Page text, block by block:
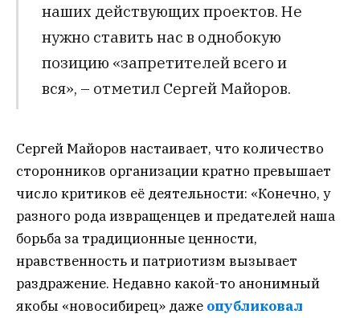
наших действующих проектов. Не
нужно ставить нас в однобокую
позицию «запретителей всего и
вся», – отметил Сергей Майоров.
Сергей Майоров настаивает, что количество
сторонников организации кратно превышает
число критиков её деятельности: «Конечно, у
разного рода извращенцев и предателей наша
борьба за традиционные ценности,
нравственность и патриотизм вызывает
раздражение. Недавно какой-то анонимный
якобы «новосибирец» даже опубликовал